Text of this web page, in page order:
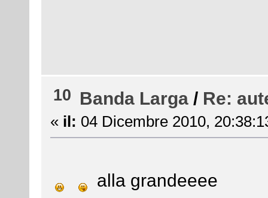
10 Banda Larga / Re:
« il: 04 Dicembre 2010,
alla grandeeee